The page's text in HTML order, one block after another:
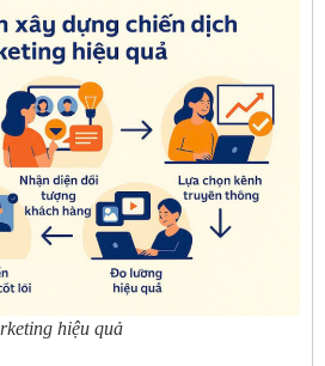
hiệu quả